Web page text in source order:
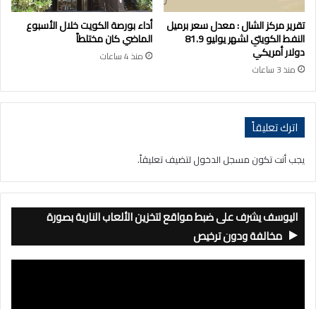
تقرير مركز الشال : معدل سعر برميل
النفط الكويتي لشهر يوليو 81.9
دولار أمريكي
منذ 3 ساعات
أداء بورصة الكويت خلال الأسبوع
الماضي كان مختلطاً
منذ 4 ساعات
اترك تعليقاً
يجب أنت تكون مسجل الدخول لتضيف تعليقاً.
اليوسف يشرف على ضبط مواقع لتخزين الألعاب النارية بصورة
مخالفة ودون ترخيص